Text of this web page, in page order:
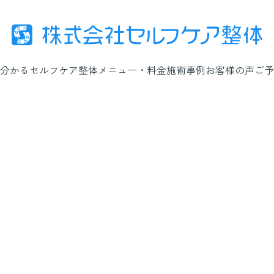
かるセルフケア整体メニュー・料金施術事例お客様の声ご